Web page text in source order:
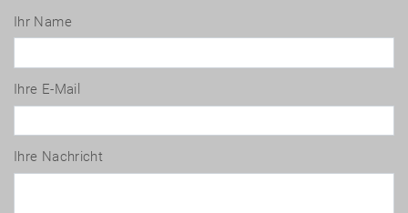
Ihr Name
Ihre E-Mail
Ihre Nachricht